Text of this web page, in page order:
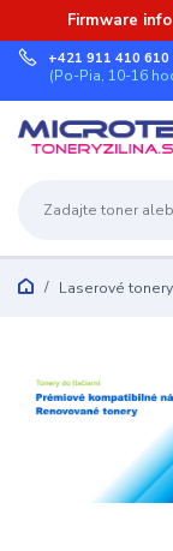
Firmware
+421 911 410 610
(Po-Pia, 10-16
Laserové tonery